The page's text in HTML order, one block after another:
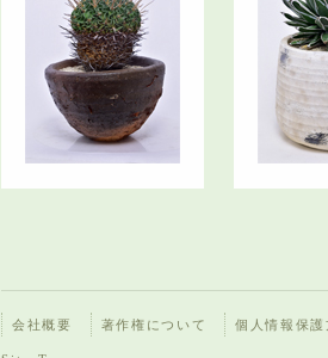
会社概要 著作権について 個人情報保護